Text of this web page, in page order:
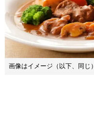
画像はイメージ（以下、同じ）